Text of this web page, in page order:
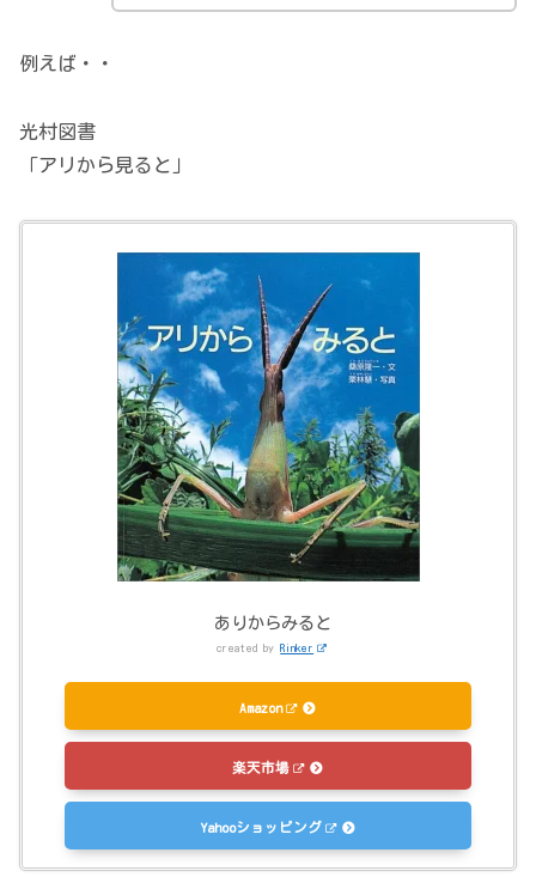
例えば・・
光村図書
「アリから見ると」
ありからみると
created byRinker
Amazon
楽天市場
Yahooショッピング